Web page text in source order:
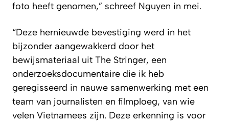
foto heeft genomen,” schreef Nguyen in mei.
“Deze hernieuwde bevestiging werd in het
bijzonder aangewakkerd door het
bewijsmateriaal uit The Stringer, een
onderzoeksdocumentaire die ik heb
geregisseerd in nauwe samenwerking met een
team van journalisten en filmploeg, van wie
velen Vietnamees zijn. Deze erkenning is voor